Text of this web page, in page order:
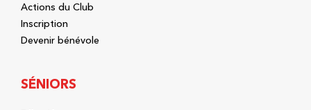
Actions du Club
Inscription
Devenir bénévole
SÉNIORS